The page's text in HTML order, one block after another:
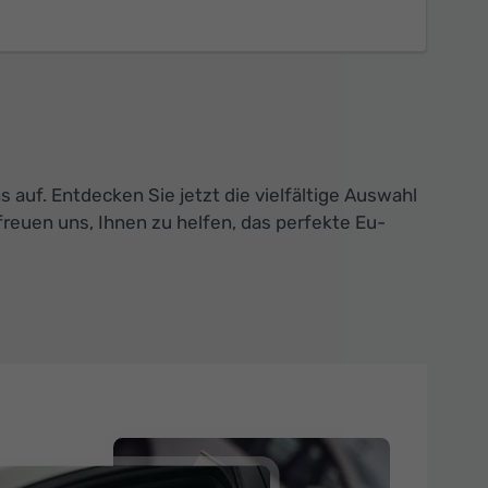
auf. Entdecken Sie jetzt die vielfältige Auswahl
uns, Ihnen zu helfen, das perfekte Eu-